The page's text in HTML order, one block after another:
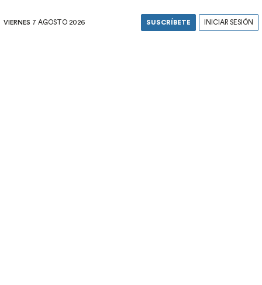
VIERNES 7 AGOSTO 2026 SUSCRÍBETE INICIAR SESIÓN